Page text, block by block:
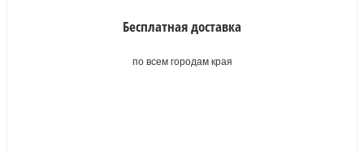
Бесплатная доставка
по всем городам края